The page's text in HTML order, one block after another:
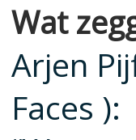
Wat
Arjen
Faces ):